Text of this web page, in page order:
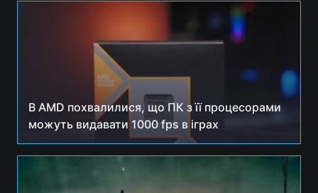
В AMD похвалилися, що ПК з її процесорами
можуть видавати 1000 fps в іграх